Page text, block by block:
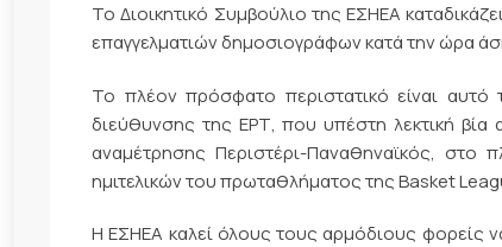
Το Διοικητικό Συμβούλιο της ΕΣΗΕΑ
επαγγελματιών δημοσιογράφων κατά την ώρα
Το πλέον πρόσφατο περιστατικό είναι
διεύθυνσης της ΕΡΤ, που υπέστη λεκτική
αναμέτρησης Περιστέρι-Παναθηναϊκός,
ημιτελικών του πρωταθλήματος της Basket
Η ΕΣΗΕΑ καλεί όλους τους αρμόδιους φορείς